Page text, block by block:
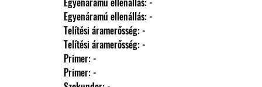
                Egyenáramú ellenállás: -
                Telítési áramerősség: -
                Telítési áramerősség: -
                Primer: -
                Primer: -